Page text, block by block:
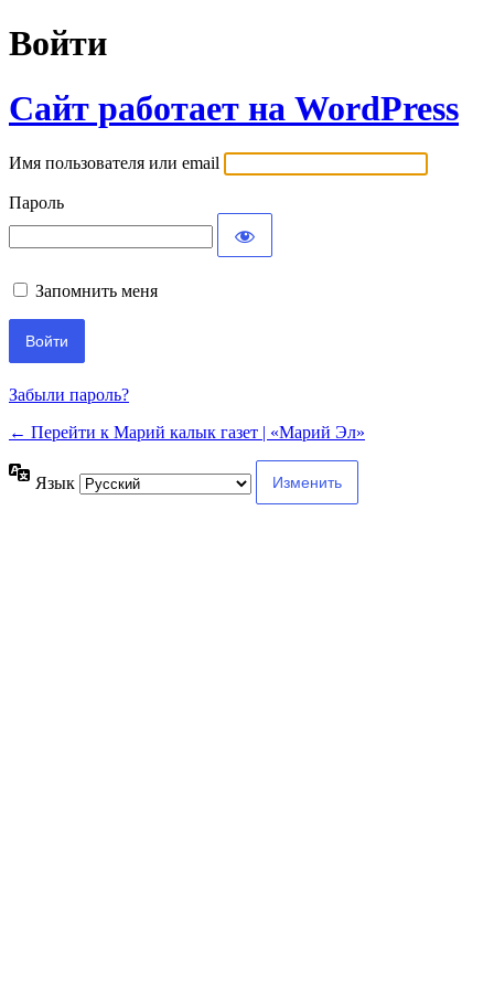
Войти
Сайт работает на WordPress
Имя пользователя или email
Пароль
Запомнить меня
Забыли пароль?
← Перейти к Марий калык газет | «Марий Эл»
Язык